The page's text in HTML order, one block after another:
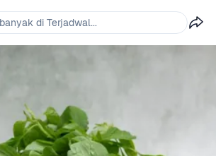
di Terjadwal...